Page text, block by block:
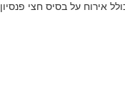
לאדם בחדר זוגי ל-2 לילות, הנו 980 ש''ח, וכולל אירוח על בסיס חצי פנסיון